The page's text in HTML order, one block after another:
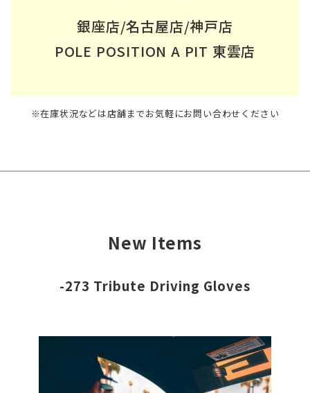
銀座店/名古屋店/神戸店
POLE POSITION A PIT 東雲店
※在庫状況などは店舗までお気軽にお問い合わせください
New Items
-273 Tribute Driving Gloves